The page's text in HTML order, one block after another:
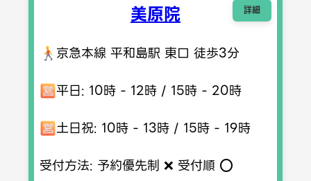
詳細
美原院
京急本線 平和島駅 東口 徒歩3分
平日: 10時 - 12時 / 15時 - 20時
土日祝: 10時 - 13時 / 15時 - 19時
受付方法: 予約優先制 ❌ 受付順 ⭕️